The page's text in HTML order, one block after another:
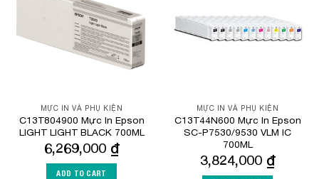
MỰC IN VÀ PHỤ KIỆN
C13T804900 Mực In Epson
LIGHT LIGHT BLACK 700ML
6,269,000 ₫
ADD TO CART
MỰC IN VÀ PHỤ KIỆN
C13T44N600 Mực In Epson
SC-P7530/9530 VLM IC
700ML
3,824,000 ₫